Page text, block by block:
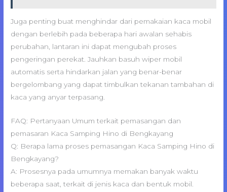
Juga penting buat menghindar dari pemakaian kaca mobil
dengan berlebih pada beberapa hari awalan sehabis
perubahan, lantaran ini dapat mengubah proses
pengeringan perekat. Jauhkan basuh wiper mobil
automatis serta hindarkan jalan yang benar-benar
bergelombang yang dapat timbulkan tekanan tambahan di
kaca yang anyar terpasang.
FAQ: Pertanyaan Umum terkait pemasangan dan
pemasaran Kaca Samping Hino di Bengkayang
Q: Berapa lama proses pemasangan Kaca Samping Hino di
Bengkayang?
A: Prosesnya pada umumnya memakan banyak waktu
beberapa saat, terkait di jenis kaca dan bentuk mobil.